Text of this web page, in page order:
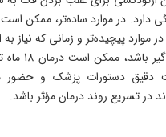
دارد. در موارد ساده‌تر، ممکن
موارد پیچیده‌تر و زمانی که نیاز
دقیق دستورات پزشک و حضور
در تسریع روند درمان مؤثر باشد.